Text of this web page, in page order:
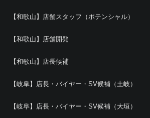
【和歌山】店舗スタッフ（ポテンシャル）
【和歌山】店舗開発
【和歌山】店長候補
【岐阜】店長・バイヤー・SV候補（土岐）
【岐阜】店長・バイヤー・SV候補（大垣）